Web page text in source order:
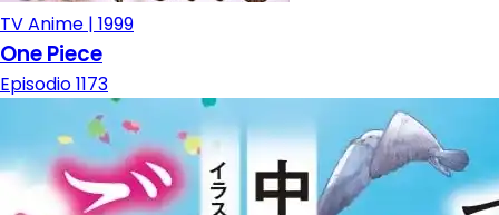
TV Anime | 1999
One Piece
Episodio 1173